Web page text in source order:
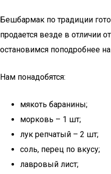
Бешбармак по традиции
продается везде в отличии
остановимся поподробнее
Нам понадобятся:
мякоть баранины;
морковь – 1 шт;
лук репчатый – 2 шт;
соль, перец по вкусу;
лавровый лист;